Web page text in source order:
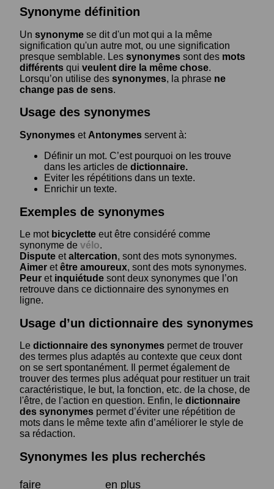
Synonyme définition
Un synonyme se dit d'un mot qui a la même
signification qu'un autre mot, ou une signification
presque semblable. Les synonymes sont des mots
différents qui veulent dire la même chose.
Lorsqu’on utilise des synonymes, la phrase ne
change pas de sens.
Usage des synonymes
Synonymes et Antonymes servent à:
Définir un mot. C’est pourquoi on les trouve
dans les articles de dictionnaire.
Eviter les répétitions dans un texte.
Enrichir un texte.
Exemples de synonymes
Le mot bicyclette eut être considéré comme
synonyme de vélo.
Dispute etaltercation, sont des mots synonymes.
Aimer etêtre amoureux, sont des mots synonymes.
Peur et inquiétude sont deux synonymes que l’on
retrouve dans ce dictionnaire des synonymes en
ligne.
Usage d’un dictionnaire des synonymes
Le dictionnaire des synonymes permet de trouver
des termes plus adaptés au contexte que ceux dont
on se sert spontanément. Il permet également de
trouver des termes plus adéquat pour restituer un trait
caractéristique, le but, la fonction, etc. de la chose, de
l'être, de l'action en question. Enfin, le dictionnaire
des synonymes permet d’éviter une répétition de
mots dans le même texte afin d’améliorer le style de
sa rédaction.
Synonymes les plus recherchés
faire
en plus